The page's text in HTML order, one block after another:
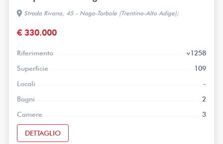
location_on Strada Rivana, 45 - Nago-Torbole (Trentino-Alto Adige);
€ 330.000
Riferimento
v1258
Superficie
109
Locali
-
Bagni
2
Camere
3
DETTAGLIO